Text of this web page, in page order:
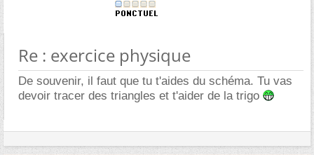
Re : exercice physique
De souvenir, il faut que tu t'aides du schéma. Tu vas
devoir tracer des triangles et t'aider de la trigo